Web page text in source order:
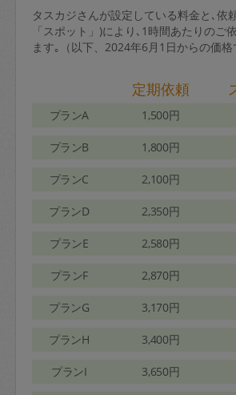
タスカジさんが設定している料金と､依
「スポット」)により､1時間あたりのご
ます｡（以下、2024年6月1日からの価格
定期依頼
プランA 1,500円
プランB 1,800円
プランC 2,100円
プランD 2,350円
プランE 2,580円
プランF 2,870円
プランG 3,170円
プランH 3,400円
プランI 3,650円